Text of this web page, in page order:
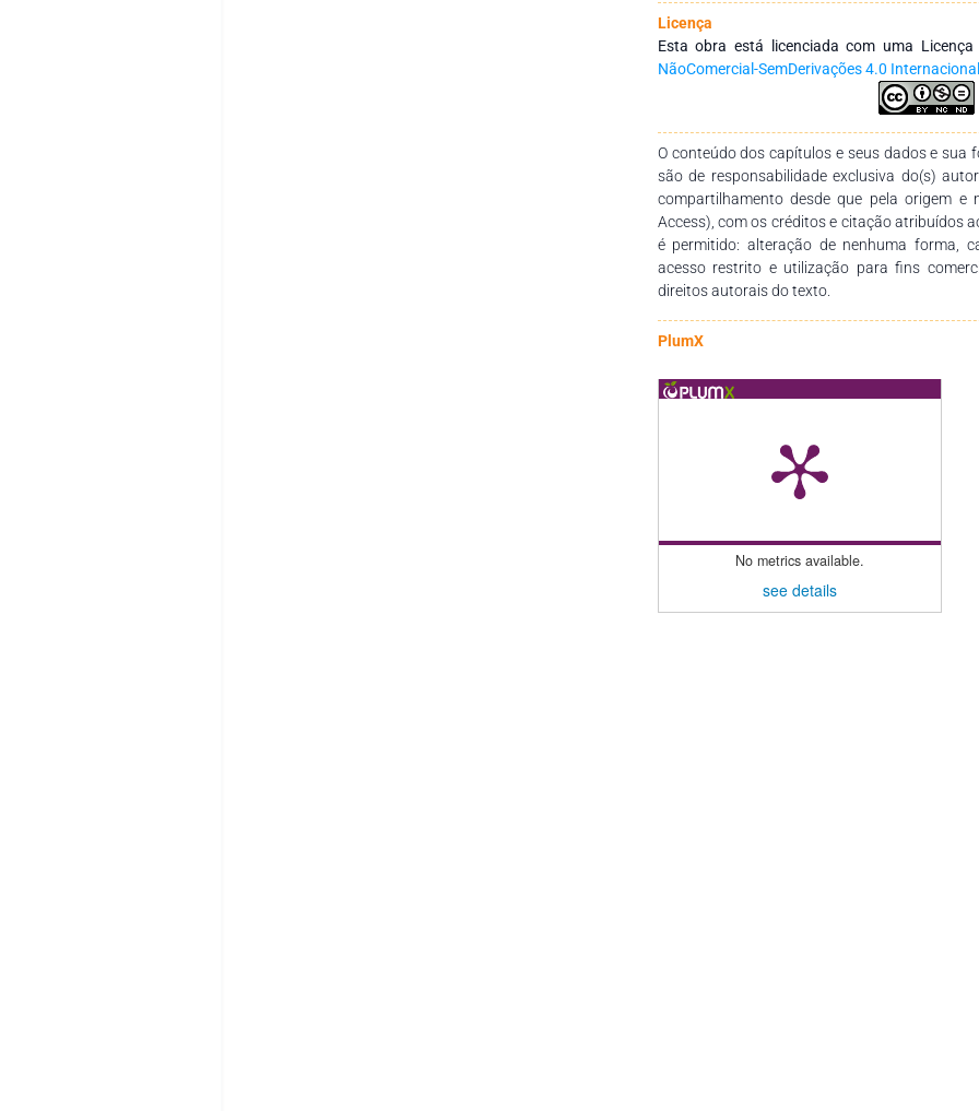
ocorrência de Acinetobacter sp. obteve
como a principal bactéria na unidade,
Staphylococcus aureus,
Stenotrophomonas maltophilia com 3%
maior predominância foi Staphylococos
Staphylococcus aureus com 3%.
Licença
Esta obra está licenciada com uma
NãoComercial-SemDerivações 4.0 Internacional
O conteúdo dos capítulos e seus dados e sua
são de responsabilidade exclusiva do(s)
compartilhamento desde que pela origem e
Access), com os créditos e citação atribuídos
é permitido: alteração de nenhuma forma,
acesso restrito e utilização para fins
direitos autorais do texto.
PlumX
No metrics available.
see details